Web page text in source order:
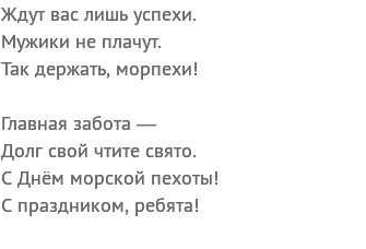
Ждут вас лишь успехи.
Мужики не плачут.
Так держать, морпехи!
Главная забота —
Долг свой чтите свято.
С Днём морской пехоты!
С праздником, ребята!